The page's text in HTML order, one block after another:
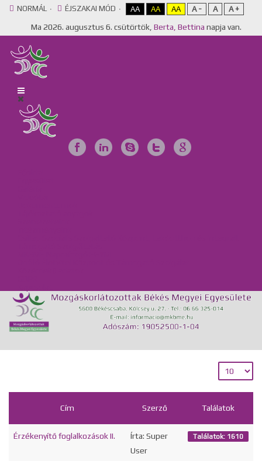
NORMÁL ÉJSZAKAI MÓD AA AA AA A - A A +
Ma 2026. augusztus 6. csütörtök, Berta, Bettina napja van.
Cím Szerző Találatok
Érzékenyítő foglalkozások II.
Írta: Super
User
Találatok: 1610